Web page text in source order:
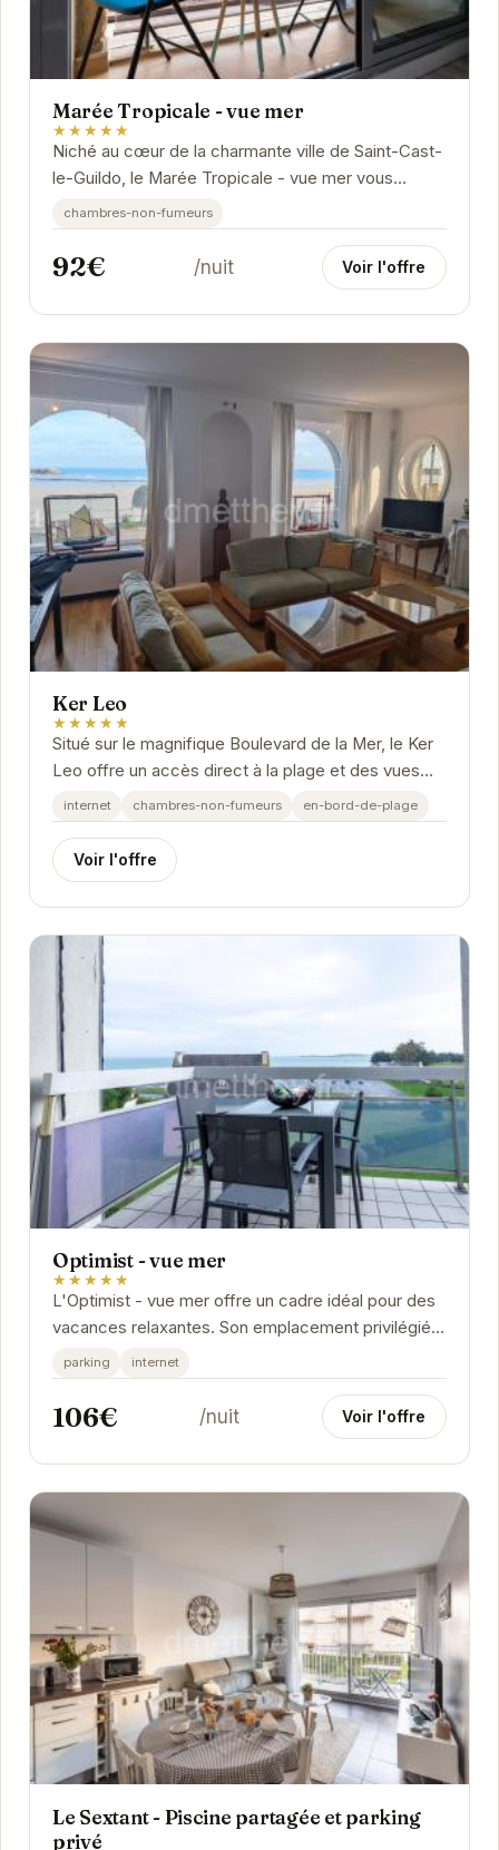
Marée Tropicale - vue mer
★★★★★
Niché au cœur de la charmante ville de Saint-Cast-
le-Guildo, le Marée Tropicale - vue mer vous
promet une escapade inoubliable. Avec sa vue...
chambres-non-fumeurs
92€ /nuit Voir l'offre
Ker Leo
★★★★★
Situé sur le magnifique Boulevard de la Mer, le Ker
Leo offre un accès direct à la plage et des vues
imprenables sur la mer.
internet chambres-non-fumeurs en-bord-de-plage
Voir l'offre
Optimist - vue mer
★★★★★
L'Optimist - vue mer offre un cadre idéal pour des
vacances relaxantes. Son emplacement privilégié à
Saint-Cast-le-Guildo permet un accès facile...
parking internet
106€ /nuit Voir l'offre
Le Sextant - Piscine partagée et parking
privé